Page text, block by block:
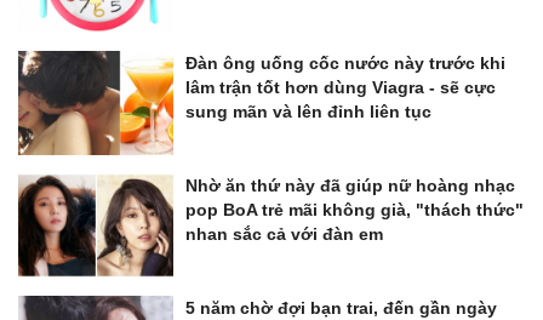
Đàn ông uống cốc nước này trước khi
lâm trận tốt hơn dùng Viagra - sẽ cực
sung mãn và lên đỉnh liên tục
Nhờ ăn thứ này đã giúp nữ hoàng nhạc
pop BoA trẻ mãi không già, "thách thức"
nhan sắc cả với đàn em
5 năm chờ đợi bạn trai, đến gần ngày